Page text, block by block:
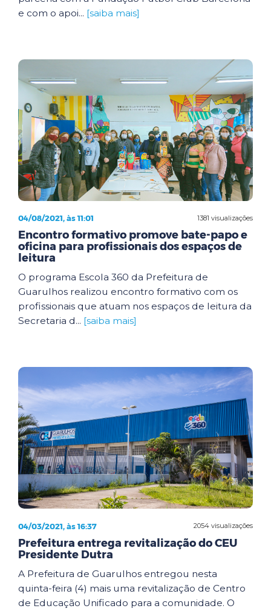
e com o apoi... [saiba mais]
1381 visualizações
04/08/2021, às 11:01
Encontro formativo promove bate-papo e
oficina para profissionais dos espaços de
leitura
O programa Escola 360 da Prefeitura de
Guarulhos realizou encontro formativo com os
profissionais que atuam nos espaços de leitura da
Secretaria d... [saiba mais]
2054 visualizações
04/03/2021, às 16:37
Prefeitura entrega revitalização do CEU
Presidente Dutra
A Prefeitura de Guarulhos entregou nesta
quinta-feira (4) mais uma revitalização de Centro
de Educação Unificado para a comunidade. O